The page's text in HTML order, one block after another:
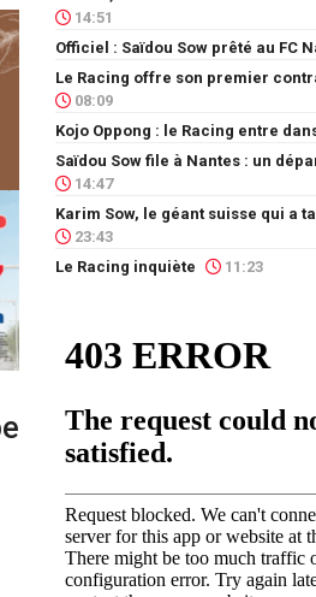
14:51
Officiel : Saïdou Sow prêté au FC
08:09
Kojo Oppong : le Racing entre
14:47
23:43
Le Racing inquiète
11:23